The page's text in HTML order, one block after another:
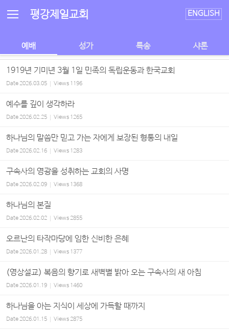
평강제일교회 ENGLISH
예배 성가 특송 샤론
1919년 기미년 3월 1일 민족의 독립운동과 한국교회
Date2026.03.05 Views 1196
예수를 깊이 생각하라
Date2026.02.25 Views 1265
하나님의 말씀만 믿고 가는 자에게 보장된 형통의 내일
Date2026.02.16 Views 1283
구속사의 영광을 성취하는 교회의 사명
Date2026.02.09 Views 1368
하나님의 본질
Date2026.02.02 Views2855
오르난의 타작마당에 임한 신비한 은혜
Date2026.01.28 Views 1377
(영상설교) 복음의 향기로 새벽별 밝아 오는 구속사의 새 아침
Date2026.01.19 Views 1460
하나님을 아는 지식이 세상에 가득할 때까지
Date2026.01.15 Views2875